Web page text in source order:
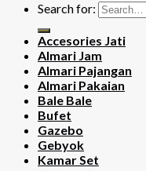
Search for:
Accesories Jati
Almari Jam
Almari Pajangan
Almari Pakaian
Bale Bale
Bufet
Gazebo
Gebyok
Kamar Set